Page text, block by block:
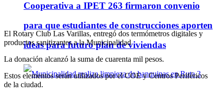
Cooperativa a IPET 263 firmaron convenio
para que estudiantes de construcciones aporten
ideas para futuro plan de viviendas
El Rotary Club Las Varillas, entregó dos termómetros digitales y
productos sanitizantes a la Municipalidad
La donación alcanzó la suma de cuarenta mil pesos.
Estos elementos serán utilizados por el COE y Centros Periféricos
de la ciudad.